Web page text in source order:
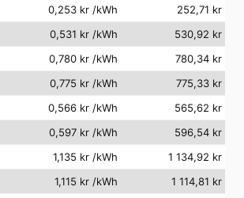
0,253 kr /kWh
252,71 kr
0,531 kr /kWh
530,92 kr
0,780 kr /kWh
780,34 kr
0,775 kr /kWh
775,33 kr
0,566 kr /kWh
565,62 kr
0,597 kr /kWh
596,54 kr
1,135 kr /kWh
1 134,92 kr
1,115 kr /kWh
1 114,81 kr